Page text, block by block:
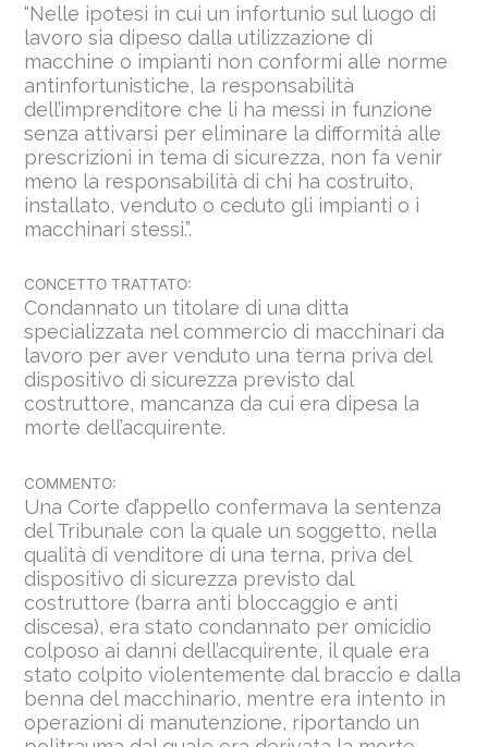
“Nelle ipotesi in cui un infortunio sul luogo di
lavoro sia dipeso dalla utilizzazione di
macchine o impianti non conformi alle norme
antinfortunistiche, la responsabilità
dell’imprenditore che li ha messi in funzione
senza attivarsi per eliminare la difformità alle
prescrizioni in tema di sicurezza, non fa venir
meno la responsabilità di chi ha costruito,
installato, venduto o ceduto gli impianti o i
macchinari stessi.”.
CONCETTO TRATTATO:
Condannato un titolare di una ditta
specializzata nel commercio di macchinari da
lavoro per aver venduto una terna priva del
dispositivo di sicurezza previsto dal
costruttore, mancanza da cui era dipesa la
morte dell’acquirente.
COMMENTO:
Una Corte d’appello confermava la sentenza
del Tribunale con la quale un soggetto, nella
qualità di venditore di una terna, priva del
dispositivo di sicurezza previsto dal
costruttore (barra anti bloccaggio e anti
discesa), era stato condannato per omicidio
colposo ai danni dell’acquirente, il quale era
stato colpito violentemente dal braccio e dalla
benna del macchinario, mentre era intento in
operazioni di manutenzione, riportando un